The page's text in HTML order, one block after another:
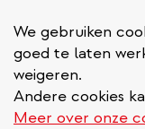
We gebruiken
goed te laten
weigeren.
Andere cookies
Meer over onze